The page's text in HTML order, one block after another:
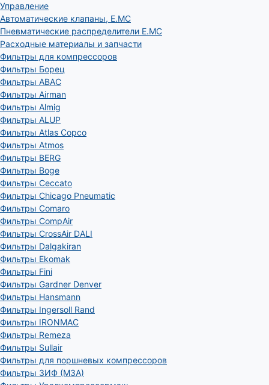
Управление
Автоматические клапаны, Е.МС
Пневматические распределители E.MC
Расходные материалы и запчасти
Фильтры для компрессоров
Фильтры Борец
Фильтры ABAC
Фильтры Airman
Фильтры Almig
Фильтры ALUP
Фильтры Atlas Copco
Фильтры Atmos
Фильтры BERG
Фильтры Boge
Фильтры Ceccato
Фильтры Chicago Pneumatic
Фильтры Comaro
Фильтры CompAir
Фильтры CrossAir DALI
Фильтры Dalgakiran
Фильтры Ekomak
Фильтры Fini
Фильтры Gardner Denver
Фильтры Hansmann
Фильтры Ingersoll Rand
Фильтры IRONMAC
Фильтры Remeza
Фильтры Sullair
Фильтры для поршневых компрессоров
Фильтры ЗИФ (МЗА)